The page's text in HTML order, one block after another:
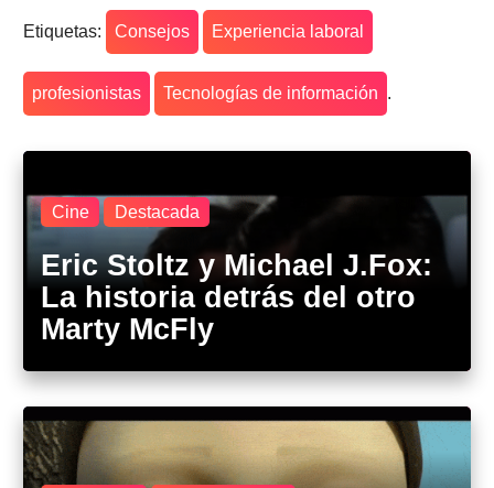
Etiquetas: Consejos Experiencia laboral
profesionistas Tecnologías de información .
Cine Destacada
Eric Stoltz y Michael J.Fox:
La historia detrás del otro
Marty McFly